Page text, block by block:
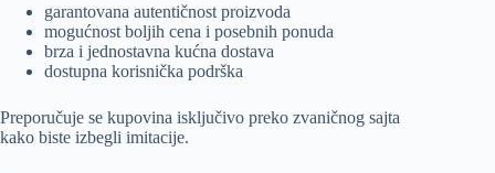
garantovana autentičnost proizvoda
mogućnost boljih cena i posebnih ponuda
brza i jednostavna kućna dostava
dostupna korisnička podrška
Preporučuje se kupovina isključivo preko zvaničnog sajta
kako biste izbegli imitacije.